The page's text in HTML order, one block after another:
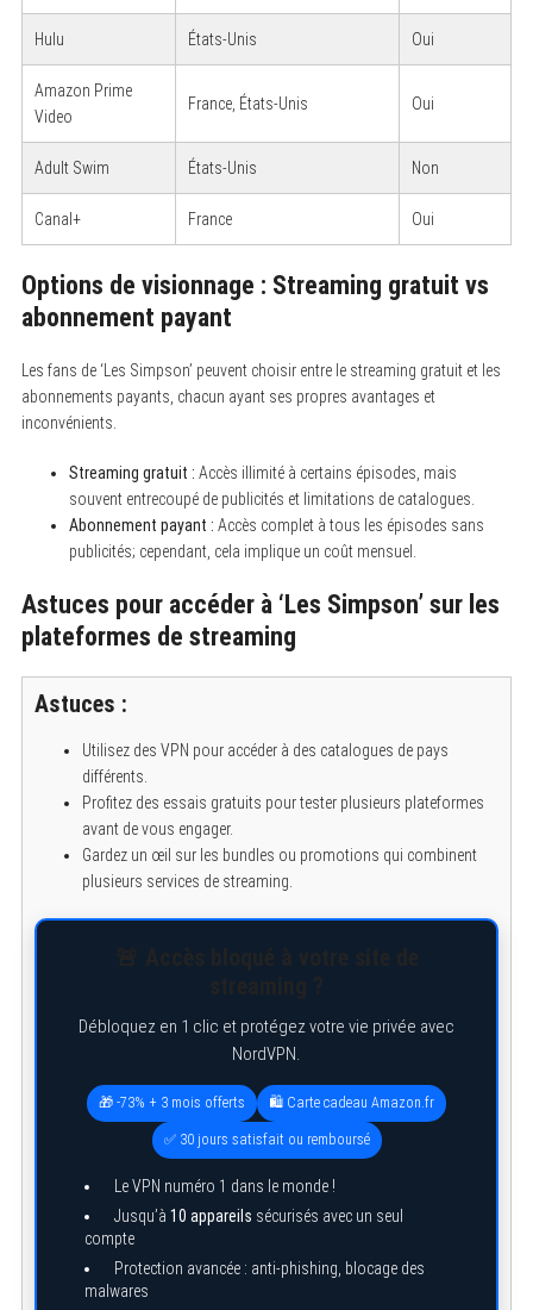
Hulu États-Unis Oui
Amazon Prime
Video
France, États-Unis Oui
Adult Swim États-Unis Non
Canal+ France Oui
Options de visionnage : Streaming gratuit vs
abonnement payant
Les fans de ‘Les Simpson’ peuvent choisir entre le streaming gratuit et les
abonnements payants, chacun ayant ses propres avantages et
inconvénients.
Streaming gratuit : Accès illimité à certains épisodes, mais
souvent entrecoupé de publicités et limitations de catalogues.
Abonnement payant : Accès complet à tous les épisodes sans
publicités; cependant, cela implique un coût mensuel.
Astuces pour accéder à ‘Les Simpson’ sur les
plateformes de streaming
Astuces :
Utilisez des VPN pour accéder à des catalogues de pays
différents.
Profitez des essais gratuits pour tester plusieurs plateformes
avant de vous engager.
Gardez un œil sur les bundles ou promotions qui combinent
plusieurs services de streaming.
Débloquez en 1 clic et protégez votre vie privée avec
NordVPN.
🎁 -73% + 3 mois offerts 🛍️ Carte cadeau Amazon.fr
✅ 30 jours satisfait ou remboursé
Le VPN numéro 1 dans le monde !
Jusqu’à 10 appareils sécurisés avec un seul
compte
Protection avancée : anti-phishing, blocage des
malwares